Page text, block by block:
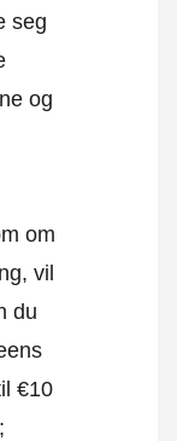
seg
og
om
vil
du
€10